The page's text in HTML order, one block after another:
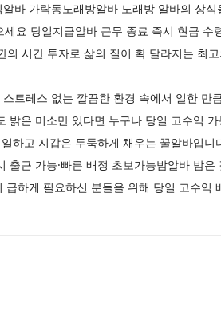
바 가락동노래방알바 노래방 알바의 상
요 당일지급알바 근무 종료 즉시 현금
의 시간 투자로 삶의 질이 확 달라지는 최
트레스 없는 깔끔한 환경 속에서 일한
밝은 미소만 있다면 누구나 당일 고수익
하고 지갑은 두둑하게 채우는 꿀알바입
출근 가능·빠른 배정 초보가능밤알바 밤
하게 필요하신 분들을 위해 당일 고수익